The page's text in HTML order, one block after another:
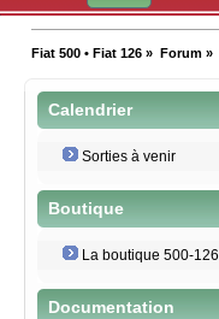
Fiat 500 • Fiat 126 » Forum»
Calendrier
Sorties à venir
Boutique
La boutique 500-126
Documentation